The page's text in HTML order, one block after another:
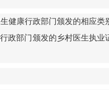
健康行政部门颁发的相应类
政部门颁发的乡村医生执业